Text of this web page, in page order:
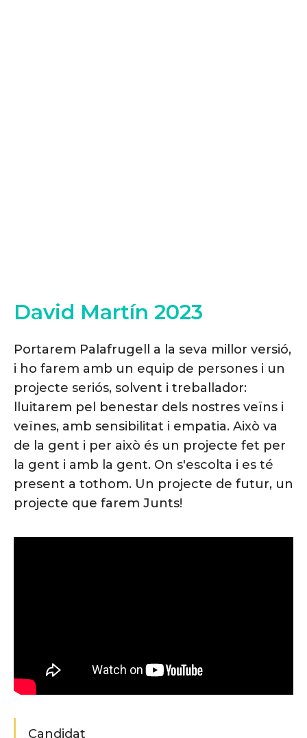
David Martín 2023
Portarem Palafrugell a la seva millor versió,
i ho farem amb un equip de persones i un
projecte seriós, solvent i treballador:
lluitarem pel benestar dels nostres veïns i
veïnes, amb sensibilitat i empatia. Això va
de la gent i per això és un projecte fet per
la gent i amb la gent. On s'escolta i es té
present a tothom. Un projecte de futur, un
projecte que farem Junts!
Candidat